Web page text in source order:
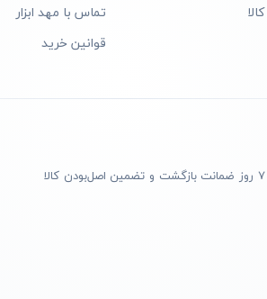
تماس با مهد ابزار
قوانین خرید
مهد ابزار با بیش از یک دهه تجربه، با پایبندی به سه اصل پرداخت در محل، ۷ روز ضمانت بازگشت و تضمین اصل‌بودن کالا